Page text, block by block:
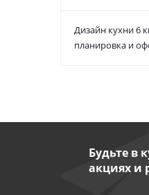
Дизайн кухни 6
планировка и
Будьте в
акциях и